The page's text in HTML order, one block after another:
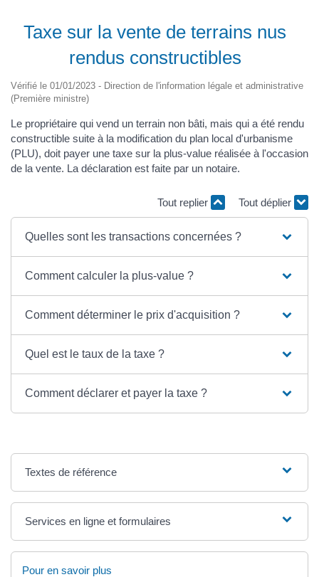
Taxe sur la vente de terrains nus
rendus constructibles
Vérifié le 01/01/2023 - Direction de l'information légale et administrative
(Première ministre)
Le propriétaire qui vend un terrain non bâti, mais qui a été rendu
constructible suite à la modification du plan local d'urbanisme
(PLU), doit payer une taxe sur la plus-value réalisée à l'occasion
de la vente. La déclaration est faite par un notaire.
Tout replier Tout déplier
Quelles sont les transactions concernées ?
Comment calculer la plus-value ?
Comment déterminer le prix d'acquisition ?
Quel est le taux de la taxe ?
Comment déclarer et payer la taxe ?
Textes de référence
Services en ligne et formulaires
Pour en savoir plus